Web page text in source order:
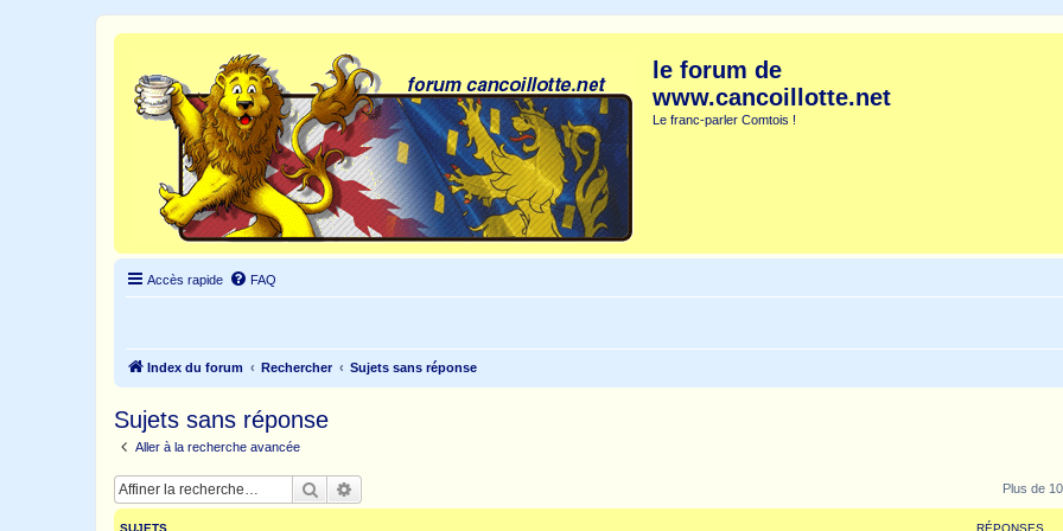
le forum de
www.cancoillotte.net
Le franc-parler Comtois !
Accès rapide FAQ
Index du forum Rechercher Sujets sans réponse
Sujets sans réponse
Aller à la recherche avancée
Rechercher Plus de
SUJETS RÉPONSES